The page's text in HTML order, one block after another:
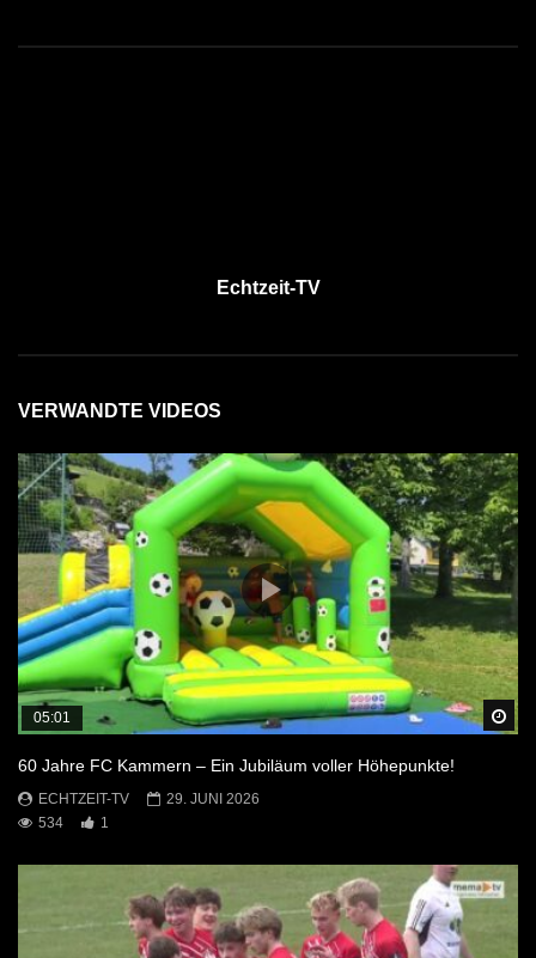
Echtzeit-TV
VERWANDTE VIDEOS
05:01
60 Jahre FC Kammern – Ein Jubiläum voller Höhepunkte!
ECHTZEIT-TV
29. JUNI 2026
534
1